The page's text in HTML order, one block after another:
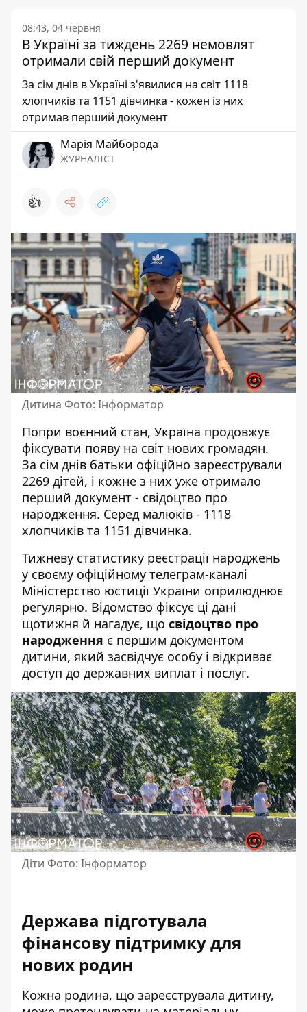
08:43, 04 червня
В Україні за тиждень 2269 немовлят
отримали свій перший документ
За сім днів в Україні з'явилися на світ 1118
хлопчиків та 1151 дівчинка - кожен із них
отримав перший документ
Марія Майборода
ЖУРНАЛІСТ
👍
Дитина Фото: Інформатор
Попри воєнний стан, Україна продовжує
фіксувати появу на світ нових громадян.
За сім днів батьки офіційно зареєстрували
2269 дітей, і кожне з них уже отримало
перший документ - свідоцтво про
народження. Серед малюків - 1118
хлопчиків та 1151 дівчинка.
Тижневу статистику реєстрації народжень
у своєму офіційному телеграм-каналі
Міністерство юстиції України оприлюднює
регулярно. Відомство фіксує ці дані
щотижня й нагадує, що свідоцтво про
народження є першим документом
дитини, який засвідчує особу і відкриває
доступ до державних виплат і послуг.
Діти Фото: Інформатор
Держава підготувала
фінансову підтримку для
нових родин
Кожна родина, що зареєструвала дитину,